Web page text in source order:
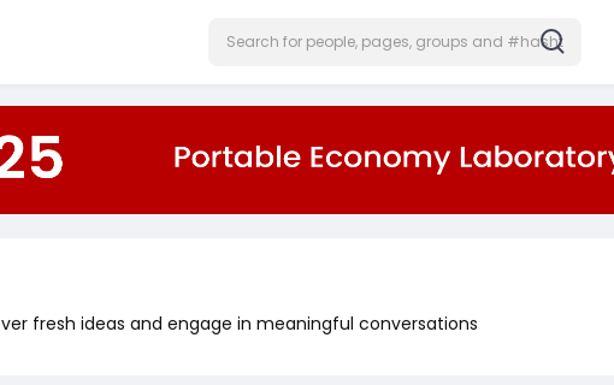
fresh ideas and engage in meaningful conversations